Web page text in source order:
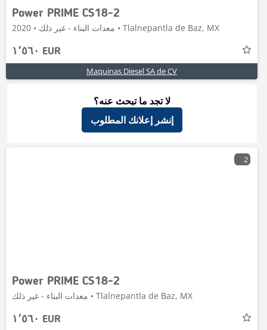
Power PRIME CS18-2
معدات البناء - غير ذلك • 2020 • Tlalnepantla de Baz, MX
١٬٥٦٠ EUR
Maquinas Diesel SA de CV
لا تجد ما تبحث عنه؟
إنشر إعلانك المطلوب
2
Power PRIME CS18-2
معدات البناء - غير ذلك • Tlalnepantla de Baz, MX
١٬٥٦٠ EUR